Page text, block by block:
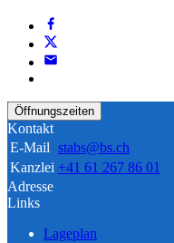
Öffnungszeiten
Kontakt
E-Mail stabs@bs.ch
Kanzlei +41 61 267 86 01
Adresse
Links
Lageplan